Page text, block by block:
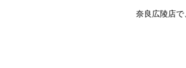
奈良広陵店